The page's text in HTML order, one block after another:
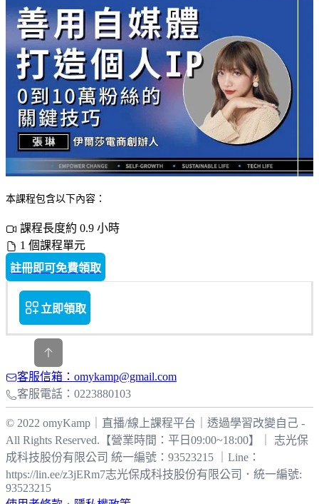
本課程包含以下內容：
課程長度約 0.9 小時
1 個課程單元
註冊即可免費領取
立即領取
客服信箱：omykamp@gmail.com
客服電話：0223880103
© 2022 omyKamp｜直播/線上課程平台｜透過學習改變自己 -
All Rights Reserved.【營業時間：平日09:00~18:00】｜ 志光保
成科技股份有限公司 統一編號：93523215 ｜Line：
https://lin.ee/z3jERm7志光保成科技股份有限公司 ． 統一編號:
93523215